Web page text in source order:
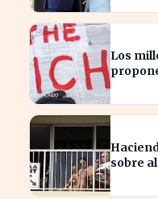
Los
sobre